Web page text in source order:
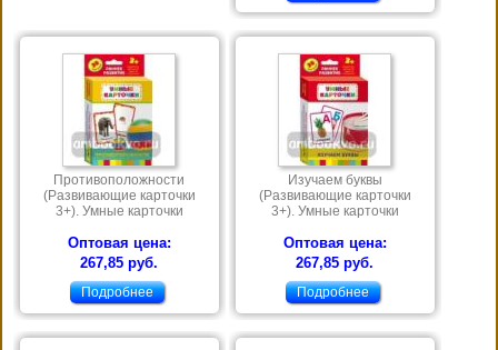
Противоположности
(Развивающие карточки
3+). Умные карточки
Оптовая цена:
267,85 руб.
Подробнее
Изучаем буквы
(Развивающие карточки
3+). Умные карточки
Оптовая цена:
267,85 руб.
Подробнее